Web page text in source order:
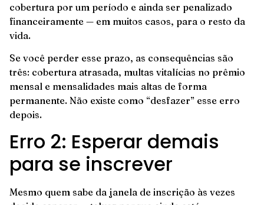
cobertura por um período e ainda ser penalizado
financeiramente — em muitos casos, para o resto da
vida.
Se você perder esse prazo, as consequências são
três: cobertura atrasada, multas vitalícias no prêmio
mensal e mensalidades mais altas de forma
permanente. Não existe como “desfazer” esse erro
depois.
Erro 2: Esperar demais
para se inscrever
Mesmo quem sabe da janela de inscrição às vezes